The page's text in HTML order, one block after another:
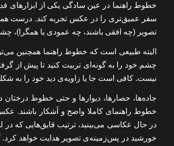
خطوط راهنما در عین سادگی یکی از ابزارهای
سفر عمیق‌تری را در عکس تجربه کند. درست
تصویر (چه افقی باشند، چه عمودی یا همگرا)،
البته طبیعی است که خطوط راهنما همچنین
چشم خود را به گونه‌ای تربیت کنید تا پیش از
نیست. کافی است جا یا زاویه‌ی دید خود را به
جاده‌ها، حصارها، دیوارها و حتی خطوط
خطوط راهنمای کاملا واضح و آشکار باشند.
در حال عکاسی می‌بینید، ترتیب قایق‌هایی که
خورشید در پس‌زمینه‌ی تصویر هدایت خواهد کرد.